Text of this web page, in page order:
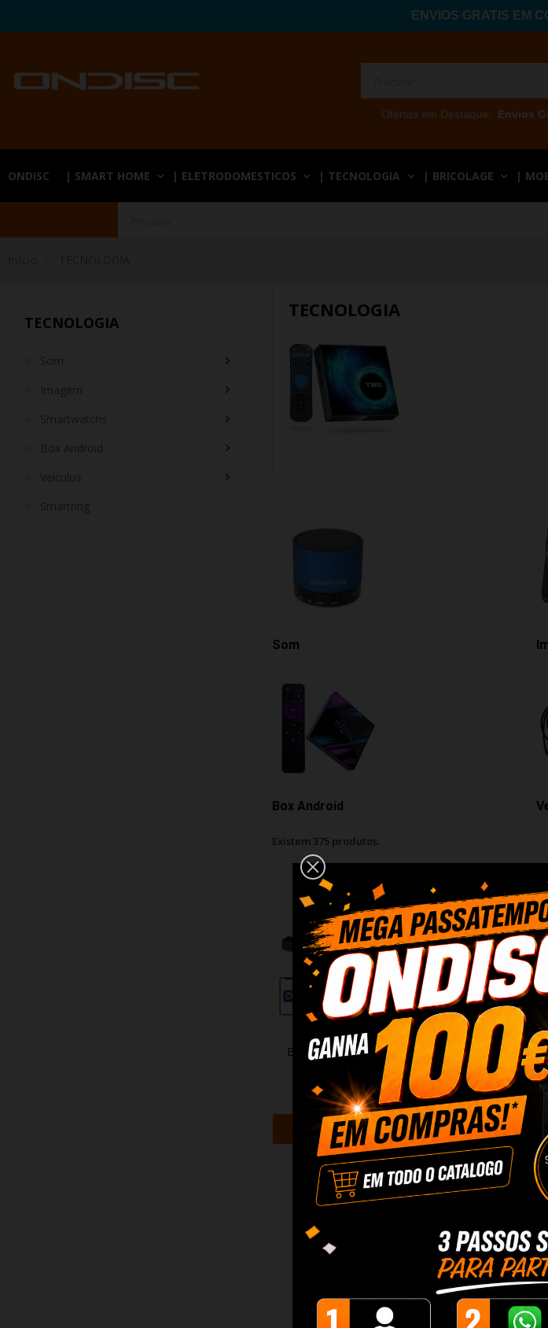
ENVIOS GRATIS EM
Ofertas em Destaque: Envios
ONDISC | SMART HOME | ELETRODOMESTICOS | TECNOLOGIA | BRICOLAGE |
TECNOLOGIA
TECNOLOGIA
Som
Box Android
Existem 375 produtos.
Barra de Som Ultimea
Poseidon D70
174,38 €
+ Adicionar
Barra de Som
Skywave X50
434,37 €
+ Adicionar